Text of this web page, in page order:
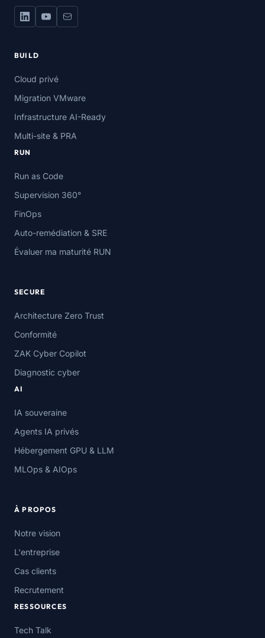
BUILD
Cloud privé
Migration VMware
Infrastructure AI-Ready
Multi-site & PRA
RUN
Run as Code
Supervision 360°
FinOps
Auto-remédiation & SRE
Évaluer ma maturité RUN
SECURE
Architecture Zero Trust
Conformité
ZAK Cyber Copilot
Diagnostic cyber
AI
IA souveraine
Agents IA privés
Hébergement GPU & LLM
MLOps & AIOps
À PROPOS
Notre vision
L'entreprise
Cas clients
Recrutement
RESSOURCES
Tech Talk